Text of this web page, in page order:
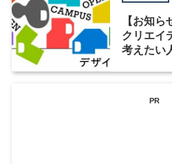
【お知ら
クリエイ
考えたい
PR